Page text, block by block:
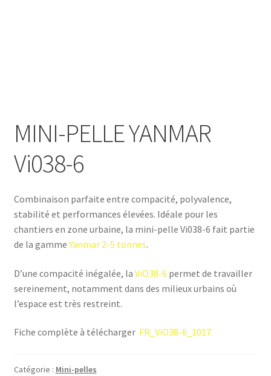
MINI-PELLE YANMAR
Vi038-6
Combinaison parfaite entre compacité, polyvalence,
stabilité et performances élevées. Idéale pour les
chantiers en zone urbaine, la mini-pelle Vi038-6 fait partie
de la gammeYanmar 2-5 tonnes.
D’une compacité inégalée, la ViO38-6 permet de travailler
sereinement, notamment dans des milieux urbains où
l’espace est très restreint.
Fiche complète à télécharger FR_ViO38-6_1017
Catégorie : Mini-pelles